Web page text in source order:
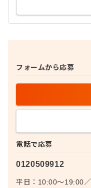
電話で応募
0120509912
平日：10:00〜19:00／
フォームから応募